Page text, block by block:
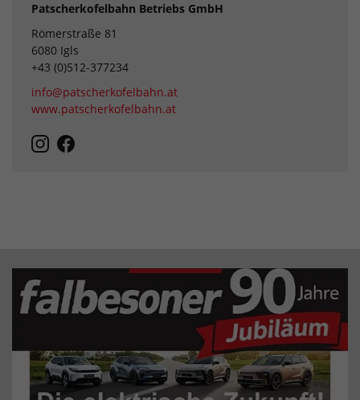
Patscherkofelbahn Betriebs GmbH
Römerstraße 81
6080 Igls
+43 (0)512-377234
info@patscherkofelbahn.at
www.patscherkofelbahn.at